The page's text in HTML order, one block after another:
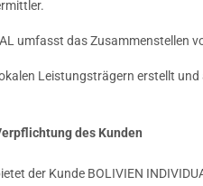
umfasst das Zusammenstellen
Leistungsträgern erstellt
des Kunden
der Kunde BOLIVIEN